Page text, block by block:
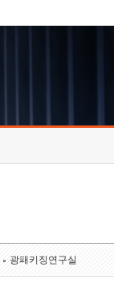
호남권연구본부
기획본부
광패키징연구실